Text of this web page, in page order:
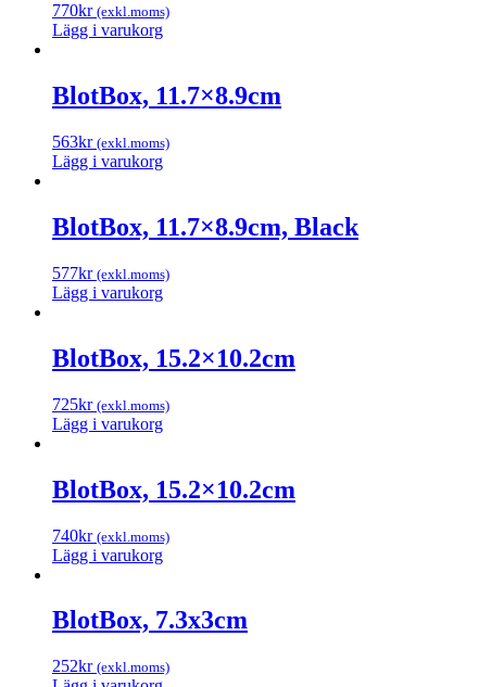
770kr (exkl.moms)
Lägg i varukorg
BlotBox, 11.7×8.9cm
563kr (exkl.moms)
Lägg i varukorg
BlotBox, 11.7×8.9cm, Black
577kr (exkl.moms)
Lägg i varukorg
BlotBox, 15.2×10.2cm
725kr (exkl.moms)
Lägg i varukorg
BlotBox, 15.2×10.2cm
740kr (exkl.moms)
Lägg i varukorg
BlotBox, 7.3x3cm
252kr (exkl.moms)